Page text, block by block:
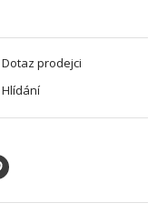
Dotaz prodejci
Hlídání